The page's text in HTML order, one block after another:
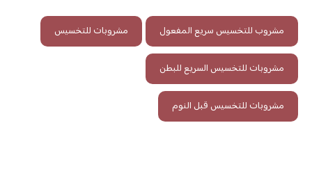
مشروب للتخسيس سريع المفعول مشروبات للتخسيس
مشروبات للتخسيس السريع للبطن
مشروبات للتخسيس قبل النوم